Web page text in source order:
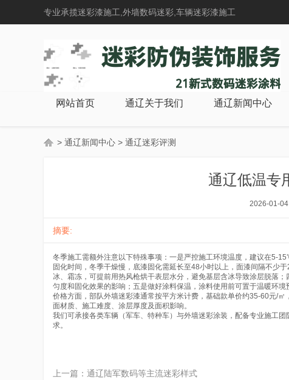
专业承揽迷彩漆施工,外墙数码迷彩,车辆迷彩漆施工
网站首页 通辽关于我们 通辽新闻中心
> 通辽新闻中心 > 通辽迷彩评测
通辽低温专
2026-01-
摘要:
冬季施工需额外注意以下特殊事项：一是严控施工环境温度，建议在5-
固化时间，冬季干燥慢，底漆固化需延长至48小时以上，面漆间隔不少
冰、霜冻，可提前用热风枪烘干表层水分，避免基层含冰导致涂层脱落
匀度和固化效果的影响；五是做好涂料保温，涂料使用前可置于温暖环境
价格方面，部队外墙迷彩漆通常按平方米计费，基础款单价约35-60元/
面材质、施工难度、涂层厚度及面积影响。
我们可承接各类车辆（军车、特种车）与外墙迷彩涂装，配备专业施工
求。
上一篇： 通辽陆军数码等主流迷彩样式